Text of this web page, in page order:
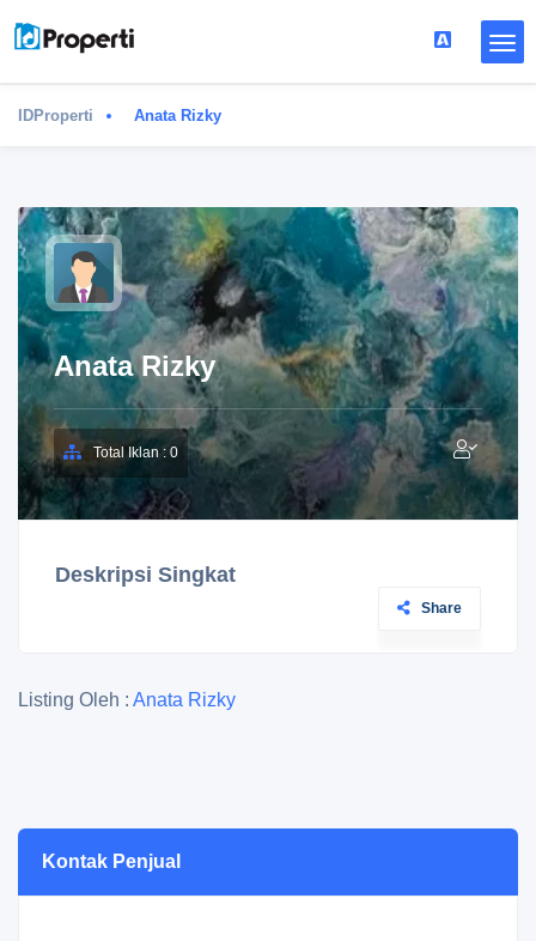
IDProperti Anata Rizky
Anata Rizky
Total Iklan : 0
Deskripsi Singkat
Share
Listing Oleh : Anata Rizky
Kontak Penjual